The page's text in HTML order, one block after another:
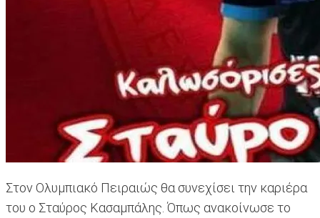
Στον Ολυμπιακό Πειραιώς θα συνεχίσει την καριέρα
του ο Σταύρος Κασαμπάλης. Όπως ανακοίνωσε το